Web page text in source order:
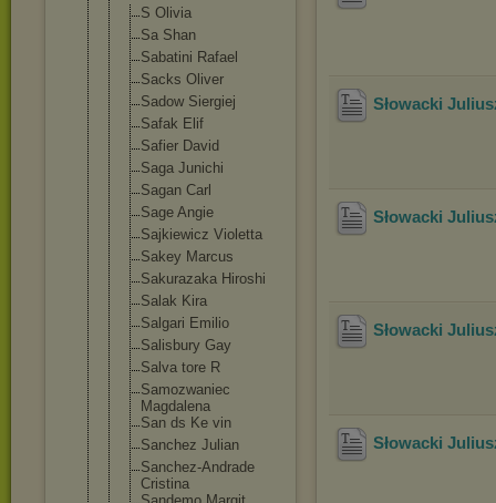
S Olivia
Sa Shan
Sabatini Rafael
Sacks Oliver
Sadow Siergiej
Safak Elif
Safier David
Saga Junichi
Sagan Carl
Sage Angie
Sajkiewicz Violetta
Sakey Marcus
Sakurazaka Hiroshi
Salak Kira
Salgari Emilio
Salisbury Gay
Salva tore R
Samozwaniec
Magdalena
San ds Ke vin
Sanchez Julian
Sanchez-And rade
Cristina
Słowacki
Słowacki
Słowacki
Słowacki